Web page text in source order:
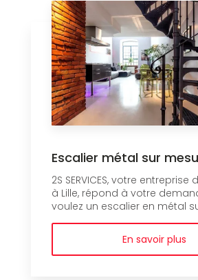
Escalier métal sur
2S SERVICES, votre
à Lille, répond à votre
voulez un escalier en métal
En savoir plus